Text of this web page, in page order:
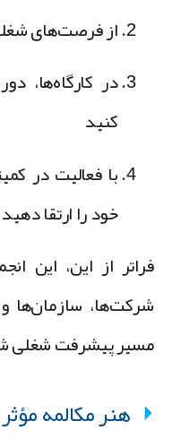
از فرصت‌های شغلی
در کارگاه‌ها،
کنید
با فعالیت در
خود را ارتقا دهید
از این، این
سازمان‌ها و
پیشرفت شغلی شما،
هنر مکالمه مؤثر